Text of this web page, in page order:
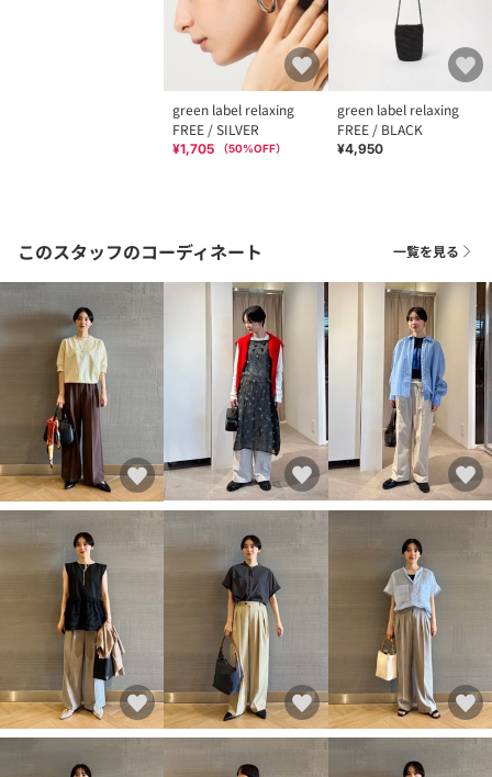
green label relaxing
FREE / SILVER
¥1,705 （50%OFF）
green label relaxing
FREE / BLACK
¥4,950
このスタッフのコーディネート 一覧を見る